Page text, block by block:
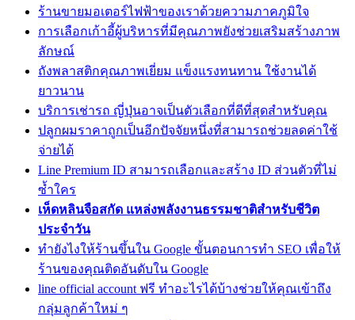
ร้านขายมอเตอร์ไฟฟ้าของเราด้วยความภาคภูมิใจ
การเลือกเก้าอี้ผู้บริหารที่มีคุณภาพยังช่วยเสริมสร้างภาพ
ลักษณ์
ถังพลาสติกคุณภาพเยี่ยม แข็งแรงทนทาน ใช้งานได้
ยาวนาน
บริการเช่ารถ ญี่ปุ่นอาจเป็นตัวเลือกที่ดีที่สุดสำหรับคุณ
ปลูกผมราคาถูกเป็นอีกปัจจัยหนึ่งที่สามารถช่วยลดค่าใช้
จ่ายได้
Line Premium ID สามารถเลือกและสร้าง ID ส่วนตัวที่ไม่
ซ้ำใคร
เห็ดหลินจือสกัด แหล่งพลังงานธรรมชาติสำหรับชีวิต
ประจำวัน
ทํายังไงให้ร้านขึ้นใน Google ขั้นตอนการทำ SEO เพื่อให้
ร้านของคุณติดอันดับใน Google
line official account ฟรี ทำอะไรได้บ้างช่วยให้คุณเข้าถึง
กลุ่มลูกค้าใหม่ ๆ